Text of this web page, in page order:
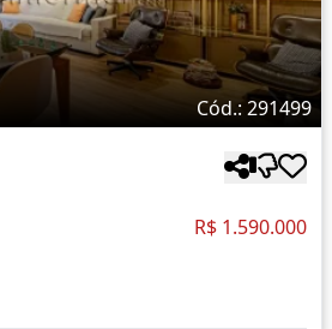
Cód.: 291499
R$ 1.590.000